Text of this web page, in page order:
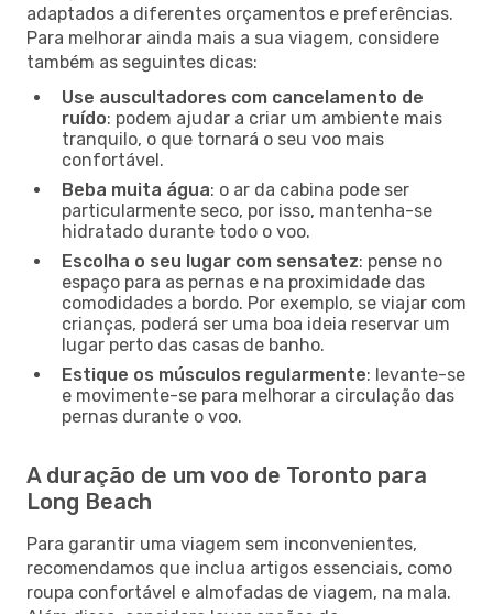
adaptados a diferentes orçamentos e preferências.
Para melhorar ainda mais a sua viagem, considere
também as seguintes dicas:
Use auscultadores com cancelamento de
ruído: podem ajudar a criar um ambiente mais
tranquilo, o que tornará o seu voo mais
confortável.
Beba muita água: o ar da cabina pode ser
particularmente seco, por isso, mantenha-se
hidratado durante todo o voo.
Escolha o seu lugar com sensatez: pense no
espaço para as pernas e na proximidade das
comodidades a bordo. Por exemplo, se viajar com
crianças, poderá ser uma boa ideia reservar um
lugar perto das casas de banho.
Estique os músculos regularmente: levante-se
e movimente-se para melhorar a circulação das
pernas durante o voo.
A duração de um voo de Toronto para
Long Beach
Para garantir uma viagem sem inconvenientes,
recomendamos que inclua artigos essenciais, como
roupa confortável e almofadas de viagem, na mala.